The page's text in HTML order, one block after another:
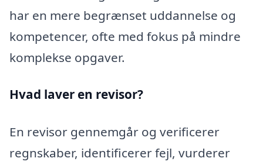
har en mere begrænset uddannelse og
kompetencer, ofte med fokus på mindre
komplekse opgaver.
Hvad laver en revisor?
En revisor gennemgår og verificerer
regnskaber, identificerer fejl, vurderer